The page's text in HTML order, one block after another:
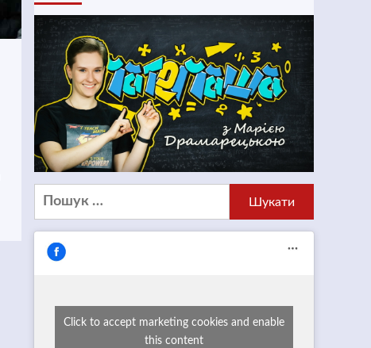
Пошук:
Click to accept marketing cookies and enable
this content